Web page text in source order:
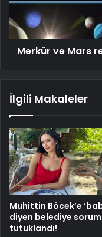
Merkür ve Mars
İlgili Makaleler
Muhittin Böcek’e
diyen belediye
tutuklandı!